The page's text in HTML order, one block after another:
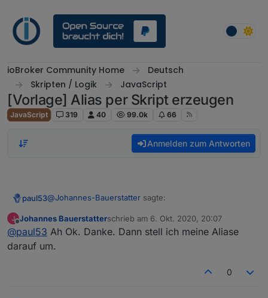
ioBroker Community Home
Deutsch
Skripten / Logik
JavaScript
[Vorlage] Alias per Skript erzeugen
JavaScript 319 40 99.0k 66
Anmelden zum Antworten
paul53@Johannes-Bauerstatter sagte:
Warum funktioniert das unter "0_userdata.0" nicht.
Offline
Johannes Bauerstatterschrieb am 6. Okt. 2020, 20:07
zuletzt editiert von
@paul53 Ah Ok. Danke. Dann stell ich meine Aliase
darauf um.
0